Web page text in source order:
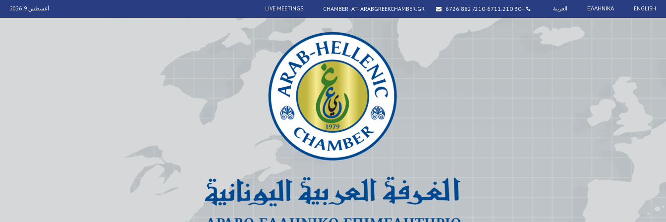
ENGLISH
ΕΛΛΗΝΙΚΑ العربية +30 210-6711.210/ 6726.882
CHAMBER -AT- ARABGREEKCHAMBER.GR
LIVE MEETINGS أغسطس 9, 2026